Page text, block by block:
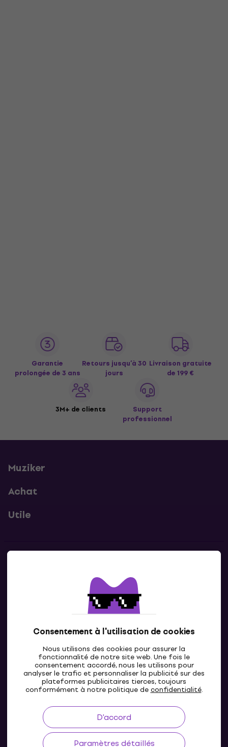
Consentement à l'utilisation de cookies
Nous utilisons des cookies pour assurer la
fonctionnalité de notre site web. Une fois le
consentement accordé, nous les utilisons pour
analyser le trafic et personnaliser la publicité sur des
plateformes publicitaires tierces, toujours
conformément à notre politique deconfidentialité.
D'accord
Paramètres détaillés
Garantie
prolongée de 3 ans
Retours jusqu’à 30
jours
Livraison gratuite
de 199 €
3M+ de clients
Support
professionnel
Muziker
Achat
Utile
Contacte nous
LU